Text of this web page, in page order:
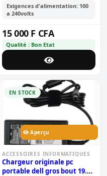
Exigences d'alimentation: 100
a 240volts
15 000 F CFA
Qualité : Bon Etat
EN STOCK
Aperçu
ACCESSOIRES INFORMATIQUES
Chargeur originale pc
portable dell gros bout 19.5v